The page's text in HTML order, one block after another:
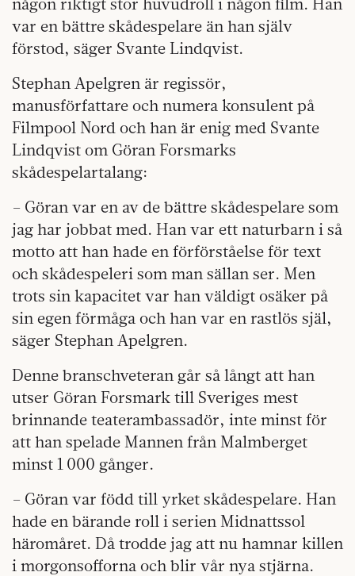
var en bättre skådespelare än han själv
förstod, säger Svante Lindqvist.
Stephan Apelgren är regissör,
manusförfattare och numera konsulent på
Filmpool Nord och han är enig med Svante
Lindqvist om Göran Forsmarks
skådespelartalang:
– Göran var en av de bättre skådespelare som
jag har jobbat med. Han var ett naturbarn i så
motto att han hade en förförståelse för text
och skådespeleri som man sällan ser. Men
trots sin kapacitet var han väldigt osäker på
sin egen förmåga och han var en rastlös själ,
säger Stephan Apelgren.
Denne branschveteran går så långt att han
utser Göran Forsmark till Sveriges mest
brinnande teaterambassadör, inte minst för
att han spelade Mannen från Malmberget
minst 1 000 gånger.
– Göran var född till yrket skådespelare. Han
hade en bärande roll i serien Midnattssol
häromåret. Då trodde jag att nu hamnar killen
i morgonsofforna och blir vår nya stjärna.